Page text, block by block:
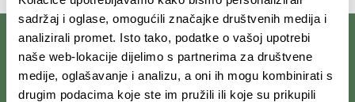
sadržaj i oglase, omogućili značajke društvenih medija i
analizirali promet. Isto tako, podatke o vašoj upotrebi
naše web-lokacije dijelimo s partnerima za društvene
medije, oglašavanje i analizu, a oni ih mogu kombinirati s
drugim podacima koje ste im pružili ili koje su prikupili
PRIJAVI SE NA NEWSLETTER